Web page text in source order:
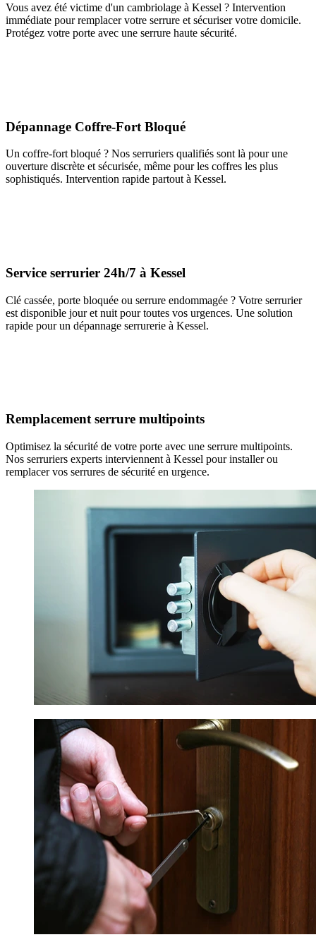
Vous avez été victime d'un cambriolage à Kessel ? Intervention
immédiate pour remplacer votre serrure et sécuriser votre domicile.
Protégez votre porte avec une serrure haute sécurité.
Dépannage Coffre-Fort Bloqué
Un coffre-fort bloqué ? Nos serruriers qualifiés sont là pour une
ouverture discrète et sécurisée, même pour les coffres les plus
sophistiqués. Intervention rapide partout à Kessel.
Service serrurier 24h/7 à Kessel
Clé cassée, porte bloquée ou serrure endommagée ? Votre serrurier
est disponible jour et nuit pour toutes vos urgences. Une solution
rapide pour un dépannage serrurerie à Kessel.
Remplacement serrure multipoints
Optimisez la sécurité de votre porte avec une serrure multipoints.
Nos serruriers experts interviennent à Kessel pour installer ou
remplacer vos serrures de sécurité en urgence.